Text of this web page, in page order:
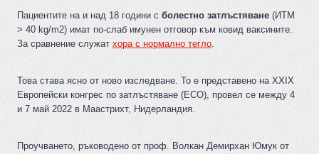
Пациентите на и над 18 години с болестно затлъстяване (ИТМ
> 40 kg/m2) имат по-слаб имунен отговор към ковид ваксините.
За сравнение служат хора с нормално тегло.
Това става ясно от ново изследване. То е представено на XXIX
Европейски конгрес по затлъстяване (ECO), провел се между 4
и 7 май 2022 в Маастрихт, Нидерландия.
Проучването, ръководено от проф. Волкан Демирхан Юмук от